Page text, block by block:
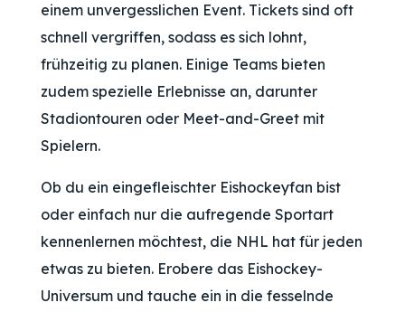
einem unvergesslichen Event. Tickets sind oft
schnell vergriffen, sodass es sich lohnt,
frühzeitig zu planen. Einige Teams bieten
zudem spezielle Erlebnisse an, darunter
Stadiontouren oder Meet-and-Greet mit
Spielern.
Ob du ein eingefleischter Eishockeyfan bist
oder einfach nur die aufregende Sportart
kennenlernen möchtest, die NHL hat für jeden
etwas zu bieten. Erobere das Eishockey-
Universum und tauche ein in die fesselnde